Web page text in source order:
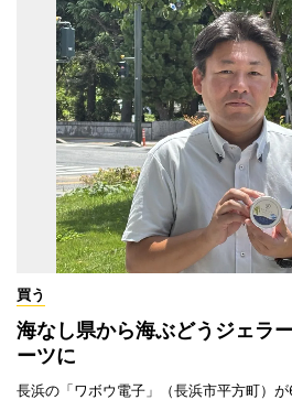
買う
海なし県から海ぶどうジェラ
ーツに
長浜の「ワボウ電子」（長浜市平方町）